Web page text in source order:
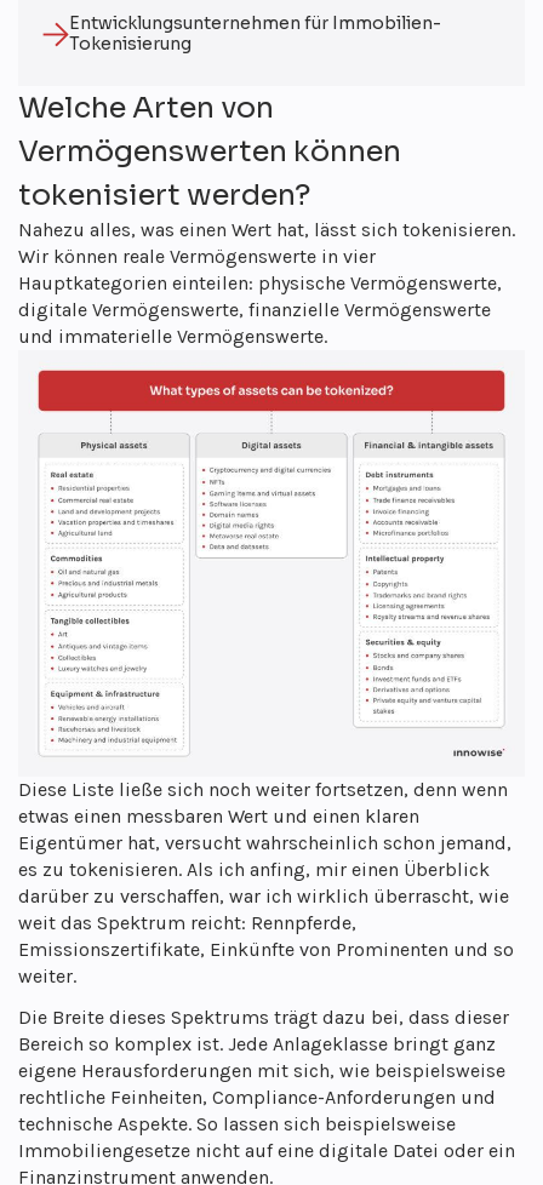
Entwicklungsunternehmen für Immobilien-
Tokenisierung
Welche Arten von
Vermögenswerten können
tokenisiert werden?
Nahezu alles, was einen Wert hat, lässt sich tokenisieren.
Wir können reale Vermögenswerte in vier
Hauptkategorien einteilen: physische Vermögenswerte,
digitale Vermögenswerte, finanzielle Vermögenswerte
und immaterielle Vermögenswerte.
Diese Liste ließe sich noch weiter fortsetzen, denn wenn
etwas einen messbaren Wert und einen klaren
Eigentümer hat, versucht wahrscheinlich schon jemand,
es zu tokenisieren. Als ich anfing, mir einen Überblick
darüber zu verschaffen, war ich wirklich überrascht, wie
weit das Spektrum reicht: Rennpferde,
Emissionszertifikate, Einkünfte von Prominenten und so
weiter.
Die Breite dieses Spektrums trägt dazu bei, dass dieser
Bereich so komplex ist. Jede Anlageklasse bringt ganz
eigene Herausforderungen mit sich, wie beispielsweise
rechtliche Feinheiten, Compliance-Anforderungen und
technische Aspekte. So lassen sich beispielsweise
Immobiliengesetze nicht auf eine digitale Datei oder ein
Finanzinstrument anwenden.